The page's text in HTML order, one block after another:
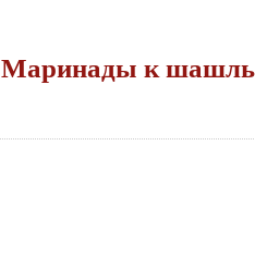
Маринады к